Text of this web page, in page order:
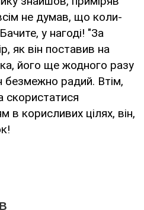
не думав, що коли-
у нагоді! "За
як він поставив на
його ще жодного разу
безмежно радий. Втім,
скористатися
в корисливих цілях, він,